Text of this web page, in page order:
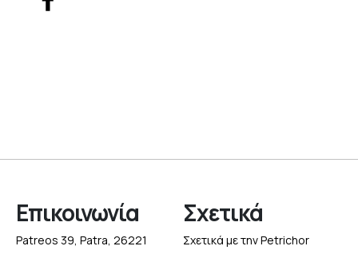
Επικοινωνία
Patreos 39, Patra, 26221
Σχετικά
Σχετικά με την Petrichor